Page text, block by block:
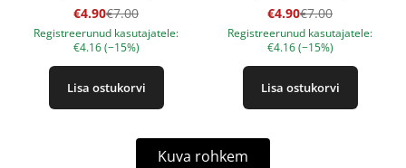
€4.90€7.00
Registreerunud kasutajatele:
€4.16 (−15%)
Lisa ostukorvi
€4.90€7.00
Registreerunud kasutajatele:
€4.16 (−15%)
Lisa ostukorvi
Kuva rohkem